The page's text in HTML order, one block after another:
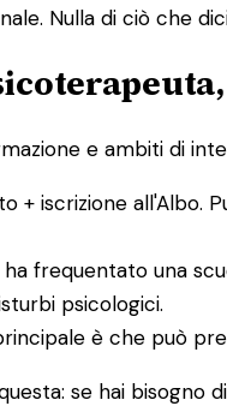
Nulla di ciò che
e ambiti di
+ iscrizione all'Albo.
frequentato una
psicologici.
è che può
se hai